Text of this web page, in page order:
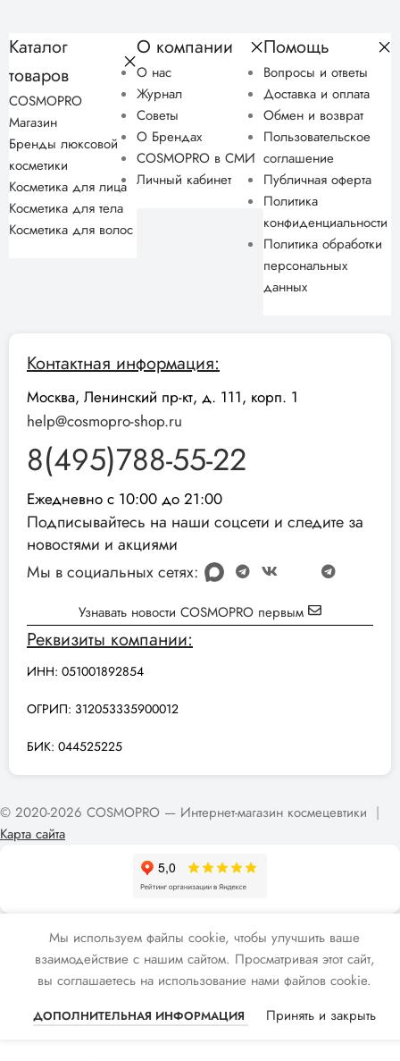
Каталог
товаров
COSMOPRO
Магазин
Бренды люксовой
косметики
Косметика для лица
Косметика для тела
Косметика для волос
О компании
О нас
Журнал
Советы
О Брендах
COSMOPRO в СМИ
Личный кабинет
Помощь
Вопросы и ответы
Доставка и оплата
Обмен и возврат
Пользовательское
соглашение
Публичная оферта
Политика
конфиденциальности
Политика обработки
персональных
данных
Контактная информация:
Москва, Ленинский пр-кт, д. 111, корп. 1
help@cosmopro-shop.ru
8(495)788-55-22
Ежедневно с 10:00 до 21:00
Подписывайтесь на наши соцсети и следите за
новостями и акциями
Мы в социальных сетях:
Узнавать новости COSMOPRO первым
Реквизиты компании:
ИНН: 051001892854
ОГРИП: 312053335900012
БИК: 044525225
© 2020-2026 COSMOPRO — Интернет-магазин космецевтики |
Карта сайта
Мы используем файлы cookie, чтобы улучшить ваше
взаимодействие с нашим сайтом. Просматривая этот сайт,
вы соглашаетесь на использование нами файлов cookie.
ДОПОЛНИТЕЛЬНАЯ ИНФОРМАЦИЯ Принять и закрыть